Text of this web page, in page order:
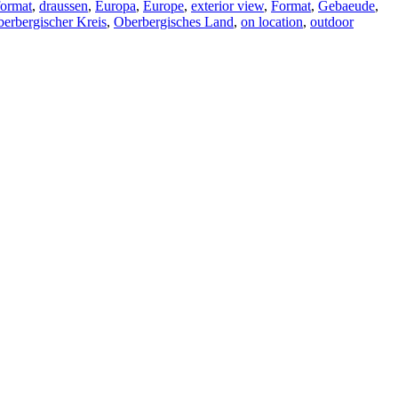
, draussen, Europa, Europe, exterior view, Format, Gebaeude,
Kreis, Oberbergisches Land, on location, outdoor